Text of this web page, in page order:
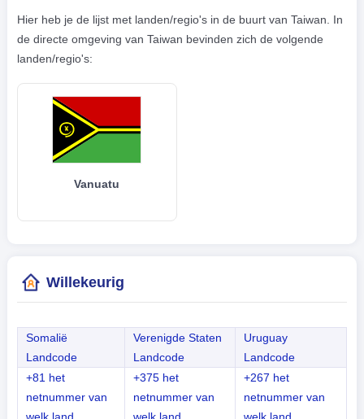
Hier heb je de lijst met landen/regio's in de buurt van Taiwan. In
de directe omgeving van Taiwan bevinden zich de volgende
landen/regio's:
Vanuatu
Willekeurig
Somalië
Landcode
Verenigde Staten
Landcode
Uruguay
Landcode
+81 het
netnummer van
welk land
+375 het
netnummer van
welk land
+267 het
netnummer van
welk land